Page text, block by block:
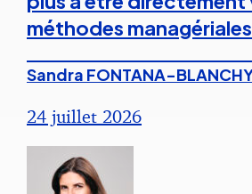
méthodes
Sandra FONTANA-
24 juillet 2026